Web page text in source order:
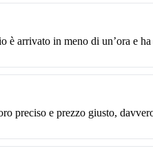
è arrivato in meno di un’ora e
preciso e prezzo giusto,